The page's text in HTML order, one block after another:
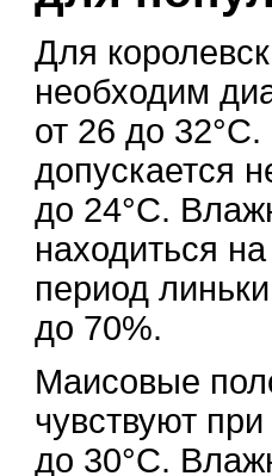
Для
необходим
от 26 до
допускается
до 24°C.
находиться
период
до 70%.
Маисовые
чувствуют
до 30°C.